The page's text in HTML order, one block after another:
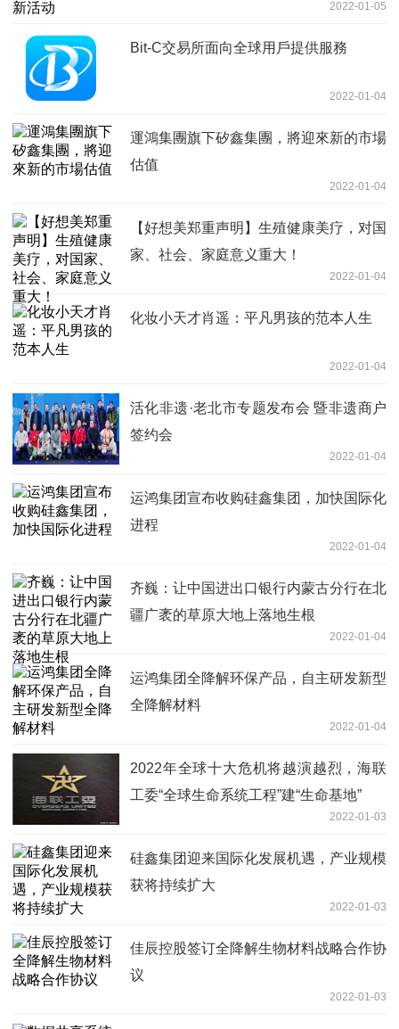
2022-01-05
Bit-C交易所面向全球用戶提供服務
2022-01-04
運鴻集團旗下矽鑫集團，將迎來新的市場
估值
2022-01-04
【好想美郑重声明】生殖健康美疗，对国
家、社会、家庭意义重大！
2022-01-04
化妆小天才肖遥：平凡男孩的范本人生
2022-01-04
活化非遗·老北市专题发布会 暨非遗商户
签约会
2022-01-04
运鸿集团宣布收购硅鑫集团，加快国际化
进程
2022-01-04
齐巍：让中国进出口银行内蒙古分行在北
疆广袤的草原大地上落地生根
2022-01-04
运鸿集团全降解环保产品，自主研发新型
全降解材料
2022-01-04
2022年全球十大危机将越演越烈，海联
工委“全球生命系统工程”建“生命基地”
2022-01-03
硅鑫集团迎来国际化发展机遇，产业规模
获将持续扩大
2022-01-03
佳辰控股签订全降解生物材料战略合作协
议
2022-01-03